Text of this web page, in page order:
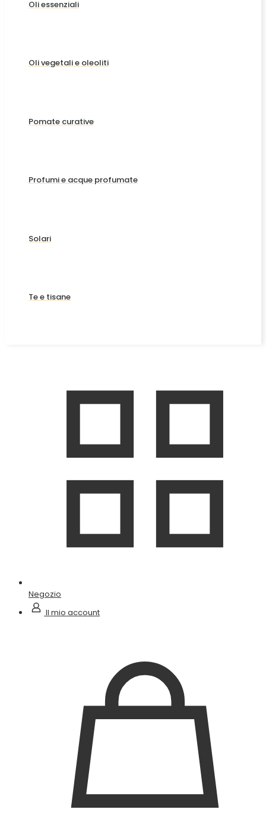
Oli essenziali
Oli vegetali e oleoliti
Pomate curative
Profumi e acque profumate
Solari
Te e tisane
Negozio
Il mio account